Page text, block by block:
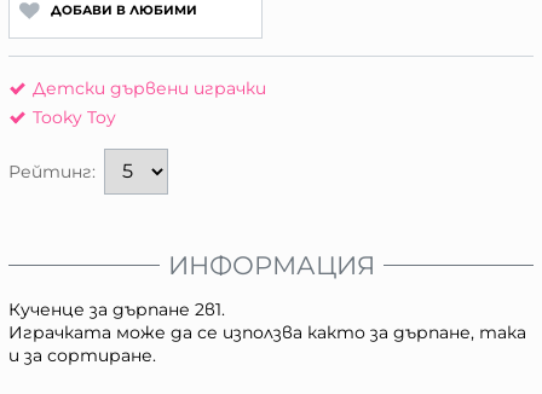
ДОБАВИ В ЛЮБИМИ
Детски дървени играчки
Tooky Toy
Рейтинг:
ИНФОРМАЦИЯ
Кученце за дърпане 2в1.
Играчката може да се използва както за дърпане, така
и за сортиране.